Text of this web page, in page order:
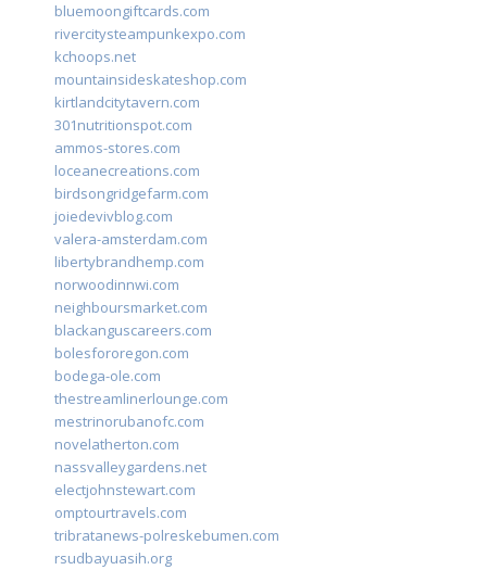
bluemoongiftcards.com
rivercitysteampunkexpo.com
kchoops.net
mountainsideskateshop.com
kirtlandcitytavern.com
301nutritionspot.com
ammos-stores.com
loceanecreations.com
birdsongridgefarm.com
joiedevivblog.com
valera-amsterdam.com
libertybrandhemp.com
norwoodinnwi.com
neighboursmarket.com
blackanguscareers.com
bolesfororegon.com
bodega-ole.com
thestreamlinerlounge.com
mestrinorubanofc.com
novelatherton.com
nassvalleygardens.net
electjohnstewart.com
omptourtravels.com
tribratanews-polreskebumen.com
rsudbayuasih.org